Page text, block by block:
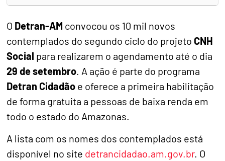
O Detran-AM convocou os 10 mil novos
contemplados do segundo ciclo do projeto CNH
Social para realizarem o agendamento até o dia
29 de setembro . A ação é parte do programa
Detran Cidadão e oferece a primeira habilitação
de forma gratuita a pessoas de baixa renda em
todo o estado do Amazonas.
A lista com os nomes dos contemplados está
disponível no site detrancidadao.am.gov.br. O